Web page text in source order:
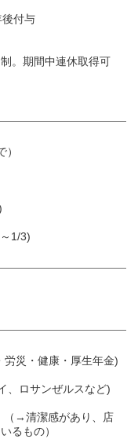
付与
。期間中連休取得可
1/3)
災・健康・厚生年金)
、ロサンぜルスなど)
→清潔感があり、店
るもの）